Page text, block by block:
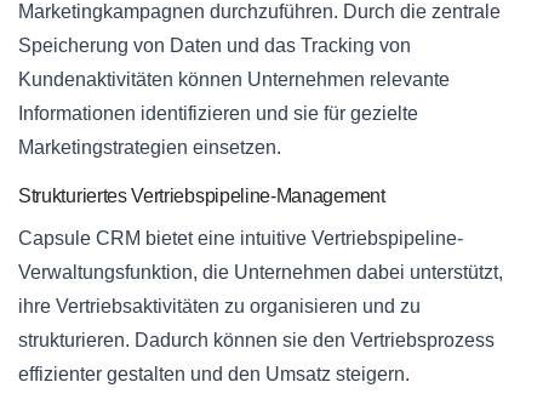
Marketingkampagnen durchzuführen. Durch die zentrale
Speicherung von Daten und das Tracking von
Kundenaktivitäten können Unternehmen relevante
Informationen identifizieren und sie für gezielte
Marketingstrategien einsetzen.
Strukturiertes Vertriebspipeline-Management
Capsule CRM bietet eine intuitive Vertriebspipeline-
Verwaltungsfunktion, die Unternehmen dabei unterstützt,
ihre Vertriebsaktivitäten zu organisieren und zu
strukturieren. Dadurch können sie den Vertriebsprozess
effizienter gestalten und den Umsatz steigern.